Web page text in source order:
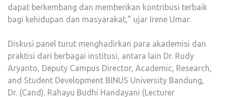
dapat berkembang dan memberikan kontribusi terbaik
bagi kehidupan dan masyarakat,” ujar Irene Umar.
Diskusi panel turut menghadirkan para akademisi dan
praktisi dari berbagai institusi, antara lain Dr. Rudy
Aryanto, Deputy Campus Director, Academic, Research,
and Student Development BINUS University Bandung,
Dr. (Cand). Rahayu Budhi Handayani (Lecturer